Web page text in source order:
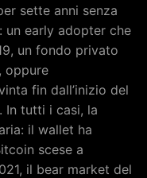
sette anni senza
un early adopter che
un fondo privato
oppure
fin dall’inizio del
In tutti i casi, la
il wallet ha
scese a
il bear market del